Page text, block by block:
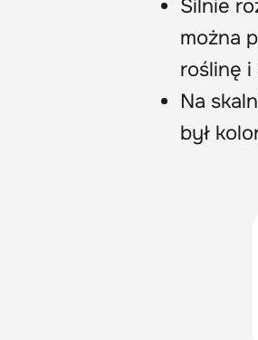
Silnie
można
roślinę i
Na
był